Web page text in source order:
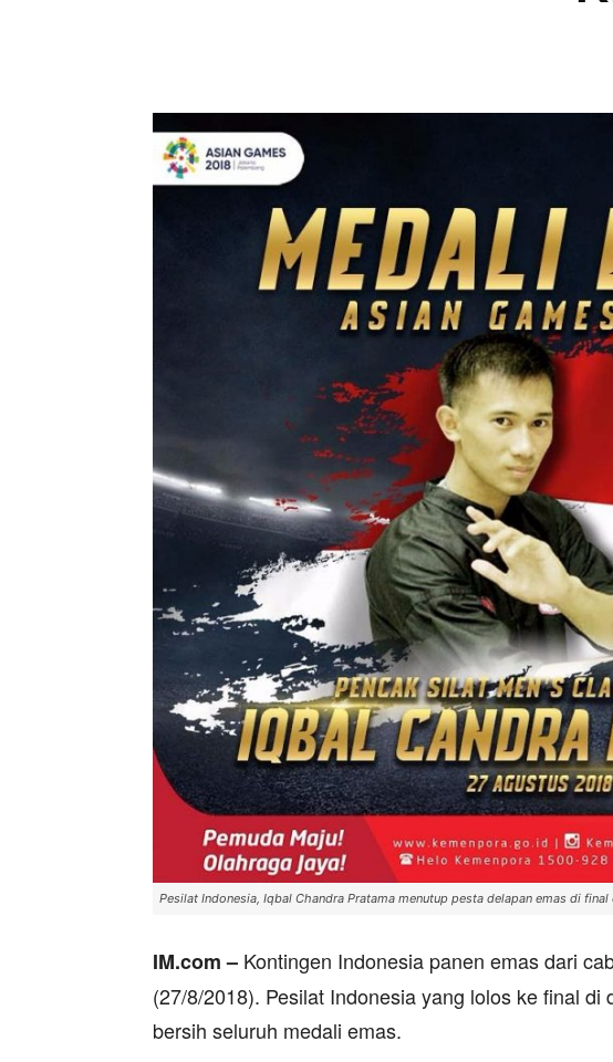
Pesilat Indonesia, Iqbal Chandra Pratama menutup pesta delapan emas di
IM.com – Kontingen Indonesia panen emas dari
(27/8/2018). Pesilat Indonesia yang lolos ke final
bersih seluruh medali emas.